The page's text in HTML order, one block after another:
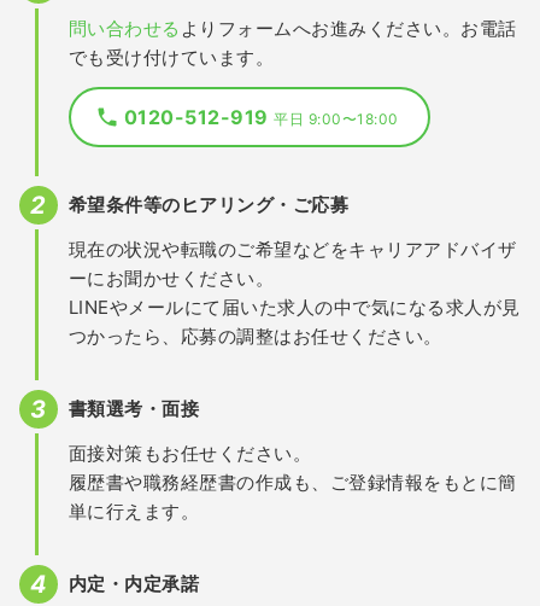
問い合わせる よりフォームへお進みください。お電話
でも受け付けています。
0120-512-919平日 9:00〜18:00
希望条件等のヒアリング・ご応募
現在の状況や転職のご希望などをキャリアアドバイザ
ーにお聞かせください。
LINEやメールにて届いた求人の中で気になる求人が見
つかったら、応募の調整はお任せください。
書類選考・面接
面接対策もお任せください。
履歴書や職務経歴書の作成も、ご登録情報をもとに簡
単に行えます。
内定・内定承諾